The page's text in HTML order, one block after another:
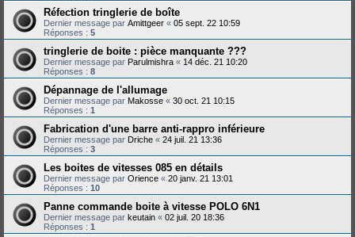
Réfection tringlerie de boîte
Dernier message par Amittgeer « 05 sept. 22 10:59
Réponses : 5
tringlerie de boite : pièce manquante ???
Dernier message par Parulmishra « 14 déc. 21 10:20
Réponses : 8
Dépannage de l'allumage
Dernier message par Makosse « 30 oct. 21 10:15
Réponses : 1
Fabrication d'une barre anti-rappro inférieure
Dernier message par Driche « 24 juil. 21 13:36
Réponses : 3
Les boites de vitesses 085 en détails
Dernier message par Orience « 20 janv. 21 13:01
Réponses : 10
Panne commande boite à vitesse POLO 6N1
Dernier message par keutain « 02 juil. 20 18:36
Réponses : 1